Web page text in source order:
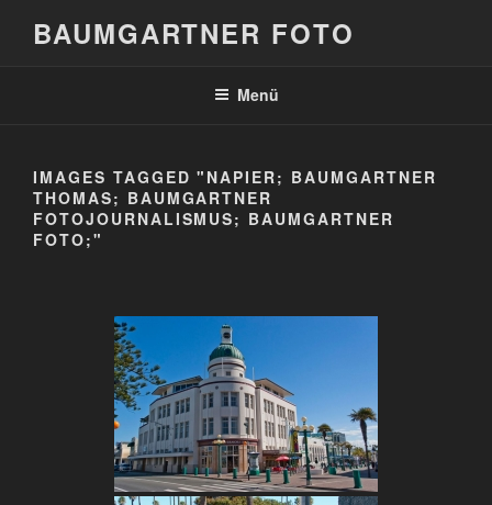
BAUMGARTNER FOTO
Menü
IMAGES TAGGED "NAPIER; BAUMGARTNER
THOMAS; BAUMGARTNER
FOTOJOURNALISMUS; BAUMGARTNER
FOTO;"